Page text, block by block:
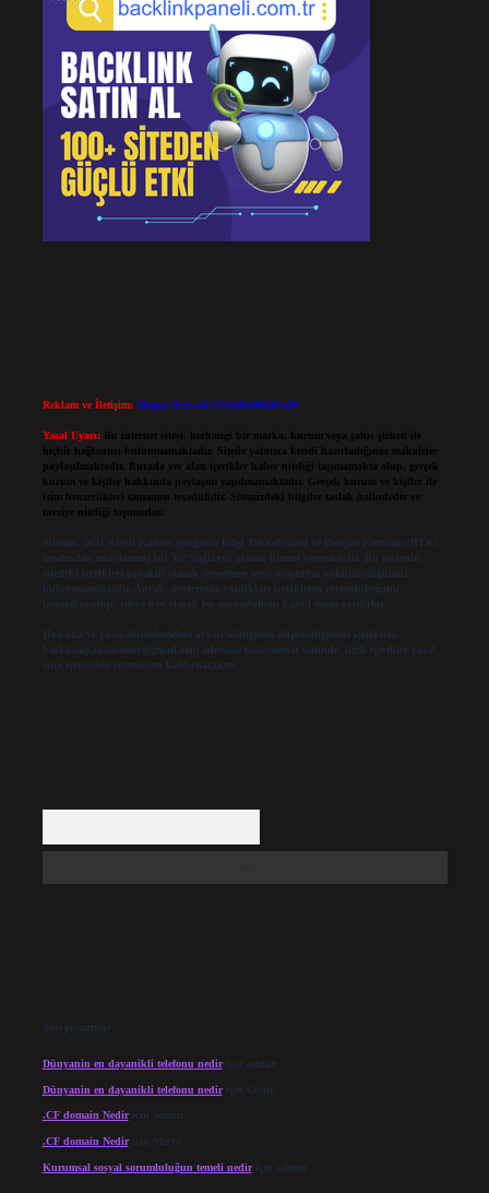
Reklam ve İletişim: Skype: live:.cid.575569c608265c69
Yasal Uyarı:
Bu internet sitesi, herhangi bir marka, kurum veya şahıs şirketi ile
hiçbir bağlantısı bulunmamaktadır. Sitede yalnızca kendi hazırladığımız makaleler
paylaşılmaktadır. Burada yer alan içerikler haber niteliği taşımamakta olup, gerçek
kurum ve kişiler hakkında paylaşım yapılmamaktadır. Gerçek kurum ve kişiler ile
isim benzerlikleri tamamen tesadüfidir. Sitemizdeki bilgiler taslak halindedir ve
tavsiye niteliği taşımazlar.
Sitemiz, 5651 Sayılı Kanun gereğince Bilgi Teknolojileri ve İletişim Kurumu (BTK)
tarafından onaylanmış bir Yer Sağlayıcı olarak hizmet vermektedir. Bu nedenle,
sitedeki içerikleri proaktif olarak denetleme veya araştırma yükümlülüğümüz
bulunmamaktadır. Ancak, üyelerimiz yazdıkları içeriklerin sorumluluğunu
taşımakta olup, siteye üye olarak bu sorumluluğu kabul etmiş sayılırlar.
Hukuka ve yasal düzenlemelere aykırı olduğunu düşündüğünüz içerikleri,
backlinkpanelicomtr@gmail.comadresine bildirmeniz halinde, ilgili içerikler yasal
süre içerisinde sitemizden kaldırılacaktır.
Son yorumlar
Dünyanin en dayanikli telefonu nediriçin admin
Dünyanin en dayanikli telefonu nediriçin Cesur
.CF domain Nediriçin admin
.CF domain Nediriçin Merve
Kurumsal sosyal sorumluluğun temeli nediriçin admin